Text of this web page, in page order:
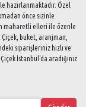
hazırlanmaktadır. Özel
önce sizinle
maharetli elleri ile özenle
buket, aranjman,
siparişleriniz hızlı ve
İstanbul'da aradığınız